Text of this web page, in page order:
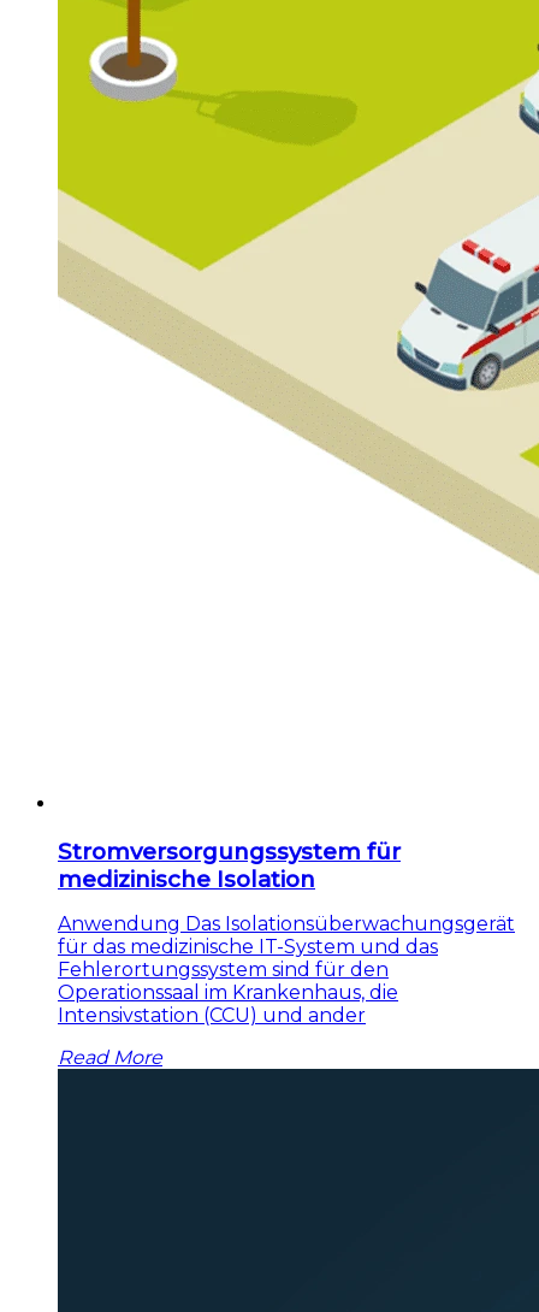
Stromversorgungssystem für
medizinische Isolation
Anwendung Das Isolationsüberwachungsgerät
für das medizinische IT-System und das
Fehlerortungssystem sind für den
Operationssaal im Krankenhaus, die
Intensivstation (CCU) und ander
Read More